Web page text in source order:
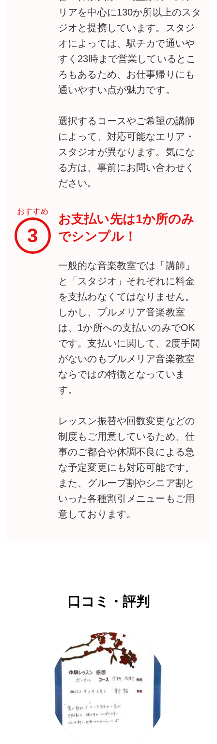
リアを中心に130か所以上のスタ
ジオと提携しています。スタジ
オによっては、駅チカで通いや
すく23時まで営業しているとこ
ろもあるため、お仕事帰りにも
通いやすい点が魅力です。
選択するコースやご希望の講師
によって、対応可能なエリア・
スタジオが異なります。気にな
る方は、事前にお問い合わせく
ださい。
おすすめ
3
お支払い先は1か所のみ
でシンプル！
一般的な音楽教室では「講師」
と「スタジオ」それぞれに料金
を支払わなくてはなりません。
しかし、プルメリア音楽教室
は、1か所への支払いのみでOK
です。支払いに関して、2度手間
がないのもプルメリア音楽教室
ならではの特徴となっていま
す。
レッスン振替や回数変更などの
制度もご用意しているため、仕
事のご都合や体調不良による急
な予定変更にも対応可能です。
また、グループ割やシニア割と
いった各種割引メニューもご用
意しております。
口コミ・評判